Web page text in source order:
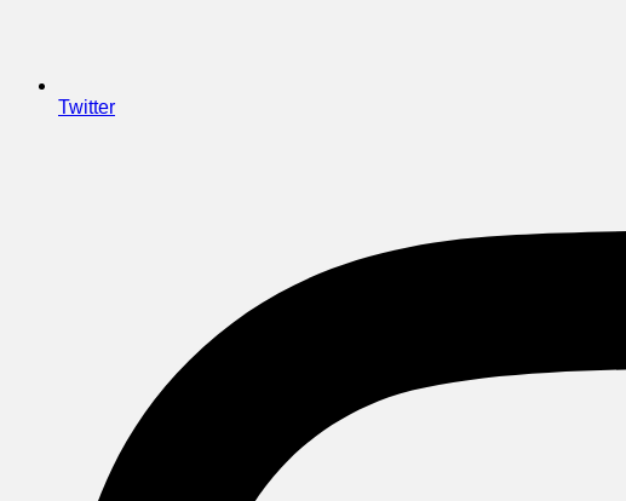
Twitter